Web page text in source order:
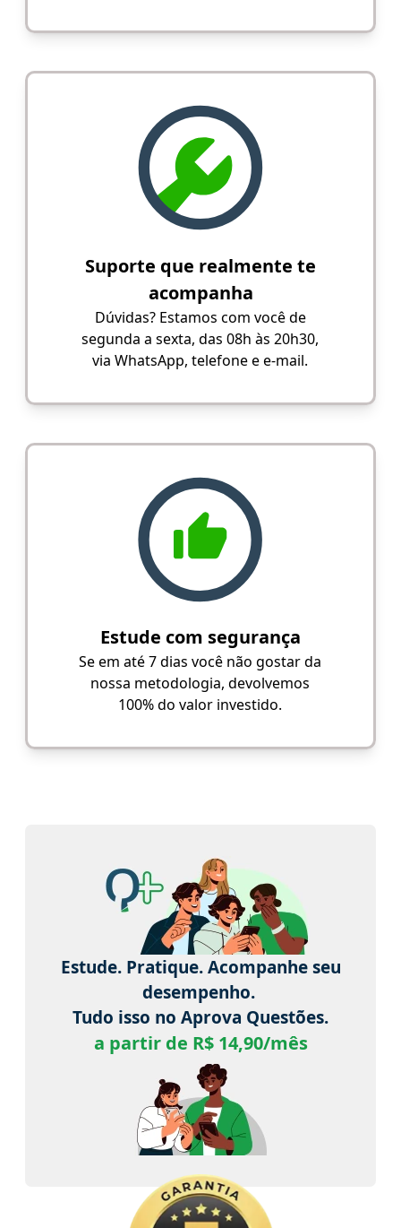
Suporte que realmente te
acompanha
Dúvidas? Estamos com você de
segunda a sexta, das 08h às 20h30,
via WhatsApp, telefone e e-mail.
Estude com segurança
Se em até 7 dias você não gostar da
nossa metodologia, devolvemos
100% do valor investido.
Estude. Pratique. Acompanhe seu
desempenho.
Tudo isso no Aprova Questões.
a partir de R$ 14,90/mês